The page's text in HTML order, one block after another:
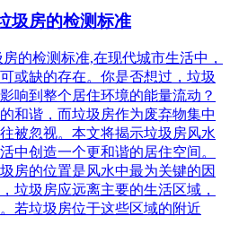
圾房的检测标准
的检测标准,在现代城市生活中，
或缺的存在。你是否想过，垃圾
响到整个居住环境的能量流动？
和谐，而垃圾房作为废弃物集中
被忽视。本文将揭示垃圾房风水
中创造一个更和谐的居住空间。
房的位置是风水中最为关键的因
垃圾房应远离主要的生活区域，
若垃圾房位于这些区域的附近